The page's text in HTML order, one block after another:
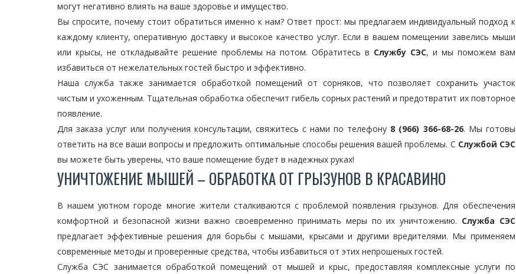
могут негативно влиять на ваше здоровье и имущество.
Вы спросите, почему стоит обратиться именно к нам? Ответ прост: мы предлагаем индивидуальный подход к
каждому клиенту, оперативную доставку и высокое качество услуг. Если в вашем помещении завелись мыши
или крысы, не откладывайте решение проблемы на потом. Обратитесь в Службу СЭС, и мы поможем вам
избавиться от нежелательных гостей быстро и эффективно.
Наша служба также занимается обработкой помещений от сорняков, что позволяет сохранить участок
чистым и ухоженным. Тщательная обработка обеспечит гибель сорных растений и предотвратит их повторное
появление.
Для заказа услуг или получения консультации, свяжитесь с нами по телефону 8 (966) 366-68-26. Мы готовы
ответить на все ваши вопросы и предложить оптимальные способы решения вашей проблемы. С Службой СЭС
вы можете быть уверены, что ваше помещение будет в надежных руках!
УНИЧТОЖЕНИЕ МЫШЕЙ – ОБРАБОТКА ОТ ГРЫЗУНОВ В КРАСАВИНО
В нашем уютном городе многие жители сталкиваются с проблемой появления грызунов. Для обеспечения
комфортной и безопасной жизни важно своевременно принимать меры по их уничтожению. Служба СЭС
предлагает эффективные решения для борьбы с мышами, крысами и другими вредителями. Мы применяем
современные методы и проверенные средства, чтобы избавиться от этих непрошеных гостей.
Служба СЭС занимается обработкой помещений от мышей и крыс, предоставляя комплексные услуги по